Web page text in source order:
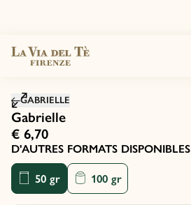
GABRIELLE
Gabrielle
€ 6,70
D'AUTRES FORMATS DISPONIBLES
50 gr 100 gr